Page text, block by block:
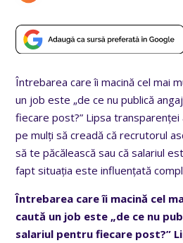
Întrebarea care îi macină cel mai
un job este „de ce nu publică
fiecare post?” Lipsa
pe mulți să creadă că recrutorul
să te păcălească sau că salariul
fapt situația este influențată
Întrebarea care îi macină cel
caută un job este „de ce nu
salariul pentru fiecare post?”